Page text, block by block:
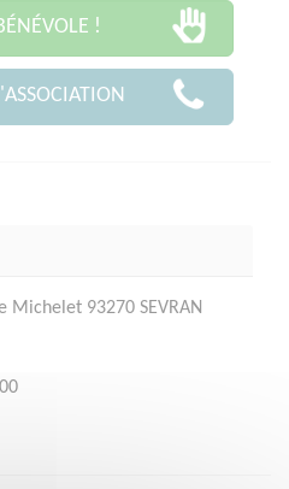
!
Michelet 93270 SEVRAN